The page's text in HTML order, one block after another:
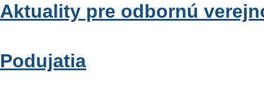
Aktuality pre odbornú
Podujatia